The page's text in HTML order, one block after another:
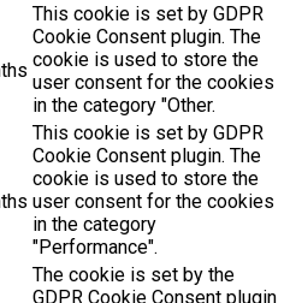
This cookie is set by GDPR
Cookie Consent plugin. The
cookie is used to store the
user consent for the cookies
in the category "Other.
This cookie is set by GDPR
Cookie Consent plugin. The
cookie is used to store the
user consent for the cookies
in the category
"Performance".
The cookie is set by the
GDPR Cookie Consent plugin